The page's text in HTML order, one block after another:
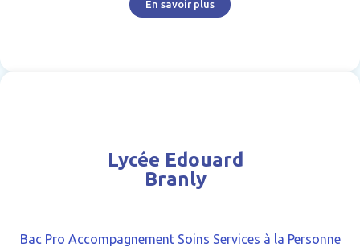
En savoir plus
Lycée Edouard
Branly
Bac Pro Accompagnement Soins Services à la Personne